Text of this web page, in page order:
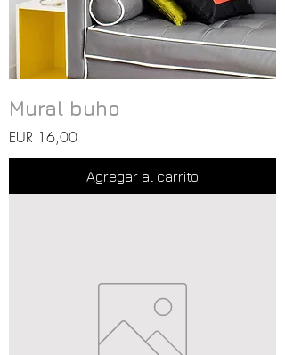
Mural buho
Precio
EUR 16,00
Agregar al carrito